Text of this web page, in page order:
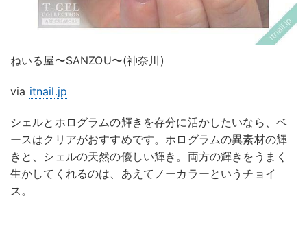
ねいる屋〜SANZOU〜(神奈川)
via itnail.jp
シェルとホログラムの輝きを存分に活かしたいなら、ベ
ースはクリアがおすすめです。ホログラムの異素材の輝
きと、シェルの天然の優しい輝き。両方の輝きをうまく
生かしてくれるのは、あえてノーカラーというチョイ
ス。